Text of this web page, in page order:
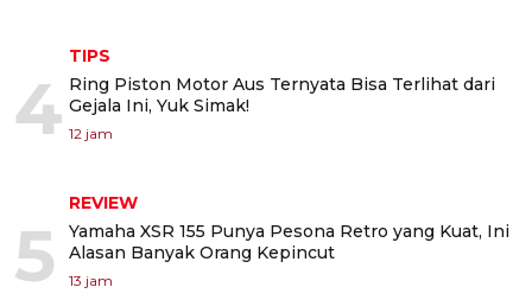
4
TIPS
Ring Piston Motor Aus Ternyata Bisa Terlihat dari
Gejala Ini, Yuk Simak!
12 jam
5
REVIEW
Yamaha XSR 155 Punya Pesona Retro yang Kuat, Ini
Alasan Banyak Orang Kepincut
13 jam